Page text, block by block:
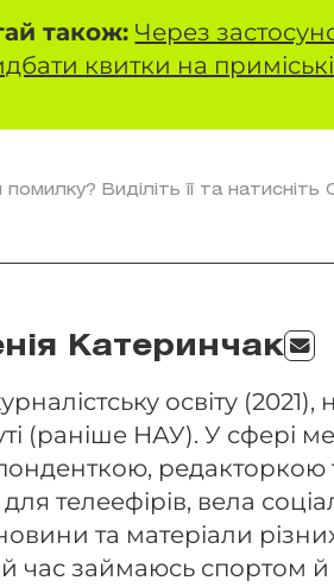
також: Через
квитки на
Виділіть її та натисніть
Катеринчак
освіту
(раніше НАУ). У сфері
редакторкою
для телеефірів, вела
та матеріали
час займаюсь спортом